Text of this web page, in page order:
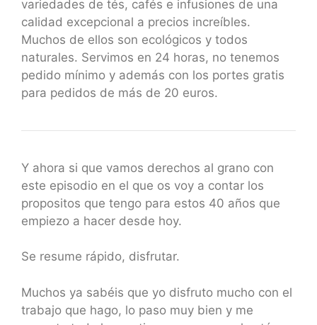
variedades de tés, cafés e infusiones de una
calidad excepcional a precios increíbles.
Muchos de ellos son ecológicos y todos
naturales. Servimos en 24 horas, no tenemos
pedido mínimo y además con los portes gratis
para pedidos de más de 20 euros.
Y ahora si que vamos derechos al grano con
este episodio en el que os voy a contar los
propositos que tengo para estos 40 años que
empiezo a hacer desde hoy.
Se resume rápido, disfrutar.
Muchos ya sabéis que yo disfruto mucho con el
trabajo que hago, lo paso muy bien y me